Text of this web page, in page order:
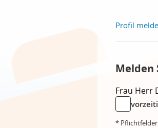
Profil
Melden
Frau Herr
* Pflichtfelder